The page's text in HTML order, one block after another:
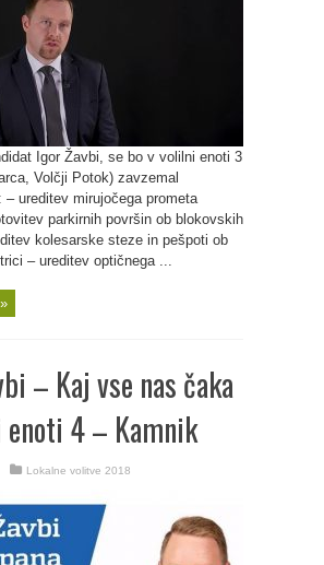
Igor Žavbi, se bo v volilni enoti 3
Volčji Potok) zavzemal
– ureditev mirujočega prometa
parkirnih površin ob blokovskih
kolesarske steze in pešpoti ob
– ureditev optičnega ...
– Kaj vse nas čaka
4 – Kamnik
Lokalne volitve 2018